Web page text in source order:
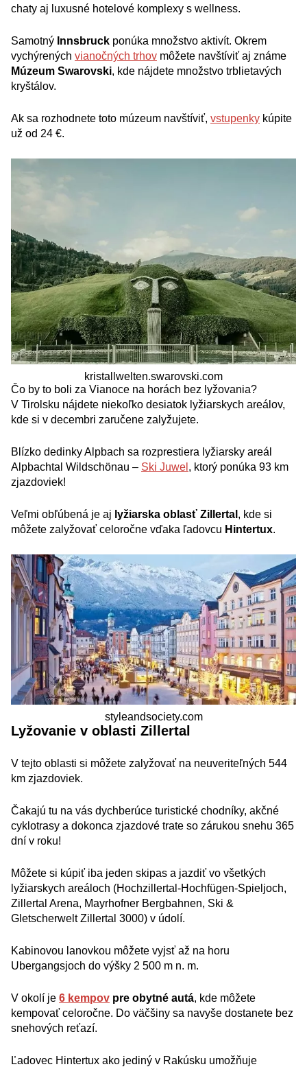
chaty aj luxusné hotelové komplexy s wellness.
Samotný Innsbruck ponúka množstvo aktivít. Okrem
vychýrených vianočných trhov môžete navštíviť aj známe
Múzeum Swarovski, kde nájdete množstvo trblietavých
kryštálov.
Ak sa rozhodnete toto múzeum navštíviť, vstupenky kúpite
už od 24 €.
kristallwelten.swarovski.com
Čo by to boli za Vianoce na horách bez lyžovania?
V Tirolsku nájdete niekoľko desiatok lyžiarskych areálov,
kde si v decembri zaručene zalyžujete.
Blízko dedinky Alpbach sa rozprestiera lyžiarsky areál
Alpbachtal Wildschönau – Ski Juwel , ktorý ponúka 93 km
zjazdoviek!
Veľmi obľúbená je aj lyžiarska oblasť Zillertal , kde si
môžete zalyžovať celoročne vďaka ľadovcu Hintertux.
styleandsociety.com
Lyžovanie v oblasti Zillertal
V tejto oblasti si môžete zalyžovať na neuveriteľných 544
km zjazdoviek.
Čakajú tu na vás dychberúce turistické chodníky, akčné
cyklotrasy a dokonca zjazdové trate so zárukou snehu 365
dní v roku!
Môžete si kúpiť iba jeden skipas a jazdiť vo všetkých
lyžiarskych areáloch (Hochzillertal-Hochfügen-Spieljoch,
Zillertal Arena, Mayrhofner Bergbahnen, Ski &
Gletscherwelt Zillertal 3000) v údolí.
Kabinovou lanovkou môžete vyjsť až na horu
Ubergangsjoch do výšky 2 500 m n. m.
V okolí je 6 kempov pre obytné autá, kde môžete
kempovať celoročne. Do väčšiny sa navyše dostanete bez
snehových reťazí.
Ľadovec Hintertux ako jediný v Rakúsku umožňuje